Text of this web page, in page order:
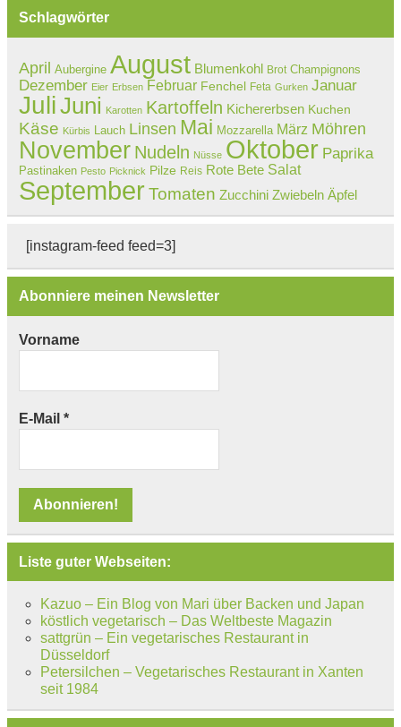
Schlagwörter
April Aubergine August Blumenkohl Brot Champignons
Dezember Eier Erbsen Februar Fenchel Feta Gurken Januar
JuliJuni Karotten Kartoffeln Kichererbsen Kuchen
Käse Kürbis Lauch Linsen Mai Mozzarella März Möhren
November Nudeln Nüsse Oktober Paprika
Pastinaken Pesto Picknick Pilze Reis Rote Bete Salat
September Tomaten Zucchini Zwiebeln Äpfel
[instagram-feed feed=3]
Abonniere meinen Newsletter
Vorname
E-Mail *
Liste guter Webseiten:
Kazuo – Ein Blog von Mari über Backen und Japan
köstlich vegetarisch – Das Weltbeste Magazin
sattgrün – Ein vegetarisches Restaurant in
Düsseldorf
Petersilchen – Vegetarisches Restaurant in Xanten
seit 1984